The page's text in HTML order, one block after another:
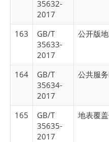
35632-
2017
163
GB/T
35633-
2017
公开版
164
GB/T
35634-
2017
公共服
165
GB/T
35635-
2017
地表覆